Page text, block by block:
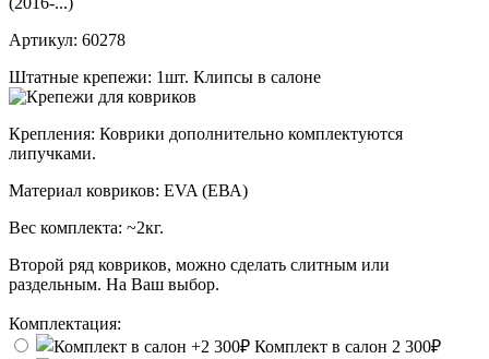
Артикул: 60278
Штатные крепежи: 1шт. Клипсы в салоне
Крепления: Коврики дополнительно комплектуются
липучками.
Материал ковриков: EVA (ЕВА)
Вес комплекта: ~2кг.
Второй ряд ковриков, можно сделать слитным или
раздельным. На Ваш выбор.
Комплектация:
Комплект в салон 2 300₽